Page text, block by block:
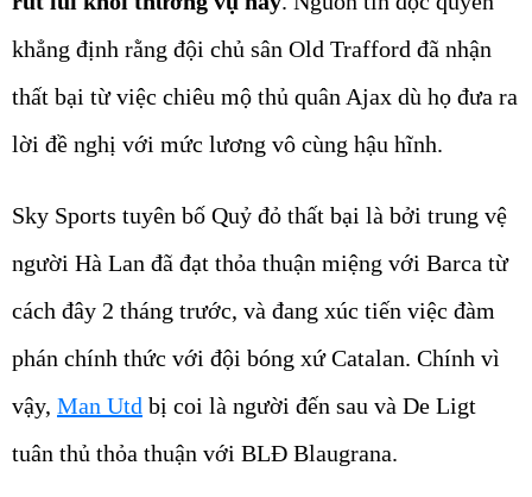
khẳng định rằng đội chủ sân Old Trafford đã nhận
thất bại từ việc chiêu mộ thủ quân Ajax dù họ đưa ra
lời đề nghị với mức lương vô cùng hậu hĩnh.
Sky Sports tuyên bố Quỷ đỏ thất bại là bởi trung vệ
người Hà Lan đã đạt thỏa thuận miệng với Barca từ
cách đây 2 tháng trước, và đang xúc tiến việc đàm
phán chính thức với đội bóng xứ Catalan. Chính vì
vậy, Man Utd bị coi là người đến sau và De Ligt
tuân thủ thỏa thuận với BLĐ Blaugrana.